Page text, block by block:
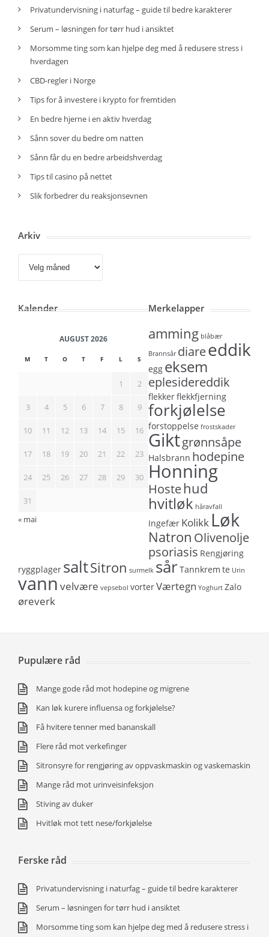
Privatundervisning i naturfag – guide til bedre karakterer
Serum – løsningen for tørr hud i ansiktet
Morsomme ting som kan hjelpe deg med å redusere stress i
hverdagen
CBD-regler i Norge
Tips for å investere i krypto for fremtiden
En bedre hjerne i en aktiv hverdag
Sånn sover du bedre om natten
Sånn får du en bedre arbeidshverdag
Tips til casino på nettet
Slik forbedrer du reaksjonsevnen
Arkiv
Kalender
AUGUST 2026
M T O T F L S
1 2
3 4 5 6 7 8 9
10 11 12 13 14 15 16
17 18 19 20 21 22 23
24 25 26 27 28 29 30
31
« mai
Merkelapper
amming blåbær
Brannsår diareeddik
egg eksem
eplesidereddik
flekkerflekkfjerning
forkjølelse
forstoppelse frostskader
Giktgrønnsåpe
Halsbrann hodepine
Honning
Hostehud
hvitløk håravfall
Ingefær Kolikk Løk
Natron Olivenolje
psoriasis Rengjøring
ryggplager saltSitron surmelk sårTannkrem te Urin
vann velvære vepsebol vorterVærtegn Yoghurt Zalo
øreverk
Pupulære råd
Mange gode råd mot hodepine og migrene
Kan løk kurere influensa og forkjølelse?
Få hvitere tenner med bananskall
Flere råd mot verkefinger
Sitronsyre for rengjøring av oppvaskmaskin og vaskemaskin
Mange råd mot urinveisinfeksjon
Stiving av duker
Hvitløk mot tett nese/forkjølelse
Ferske råd
Privatundervisning i naturfag – guide til bedre karakterer
Serum – løsningen for tørr hud i ansiktet
Morsomme ting som kan hjelpe deg med å redusere stress i